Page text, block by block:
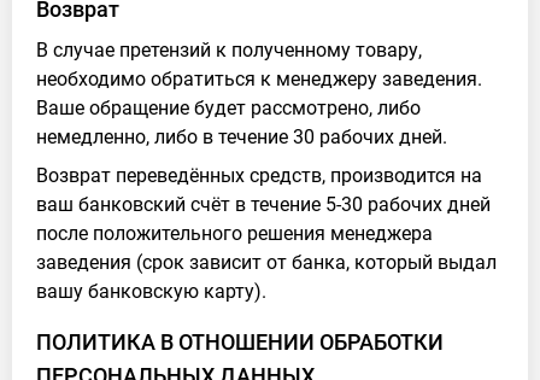
Возврат
В случае претензий к полученному товару,
необходимо обратиться к менеджеру заведения.
Ваше обращение будет рассмотрено, либо
немедленно, либо в течение 30 рабочих дней.
Возврат переведённых средств, производится на
ваш банковский счёт в течение 5-30 рабочих дней
после положительного решения менеджера
заведения (срок зависит от банка, который выдал
вашу банковскую карту).
ПОЛИТИКА В ОТНОШЕНИИ ОБРАБОТКИ